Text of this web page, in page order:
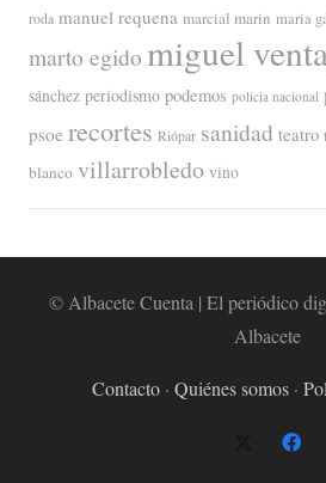
roda manuel requena marcial marin maria
marto egidomiguel
sánchez periodismo podemos policia nacional
psoe recortes Riópar sanidad teatro
blanco villarrobledo vino
© Albacete Cuenta | El periódico
Albacete
Contacto· Quiénes somos·